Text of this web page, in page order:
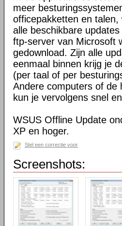
meer
officepakketten en talen,
alle beschikbare
ftp-server van Microsoft
gedownload. Zijn alle
eenmaal binnen krijg je
(per taal of per
Andere computers of de
kun je vervolgens snel
WSUS Offline Update
XP en hoger.
Stel een correctie voor
Screenshots: